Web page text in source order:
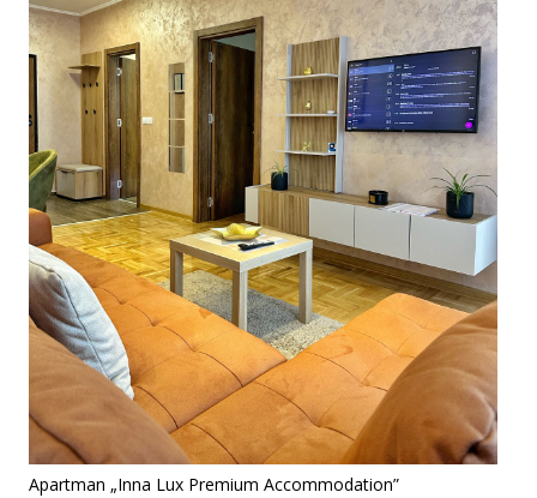
Apartman „Inna Lux Premium Accommodation”